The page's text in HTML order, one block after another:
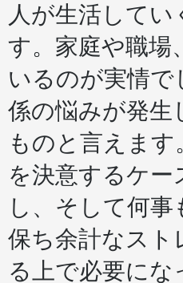
人が生活して
す。家庭や職場
いるのが実情
係の悩みが発生
ものと言えま
を決意するケ
し、そして何
保ち余計なスト
る上で必要に